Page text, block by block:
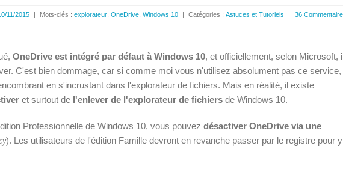
36
11/2015 | Mots-clés : explorateur OneDrive Windows 10 | Catégories : Astuces et Tutoriels
OneDrive est intégré par défaut à Windows 10, et officiellement, selon Microsoft,
C'est bien dommage, car si comme moi vous n'utilisez absolument pas ce service,
en s'incrustant dans l'explorateur de fichiers. Mais en réalité, il existe
et surtout de l'enlever de l'explorateur de fichiers de Windows 10.
Professionnelle de Windows 10, vous pouvez désactiver OneDrive via une
). Les utilisateurs de l'édition Famille devront en revanche passer par le registre pour y